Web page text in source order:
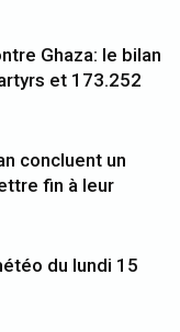
Ghaza: le bilan
et 173.252
concluent un
fin à leur
du lundi 15